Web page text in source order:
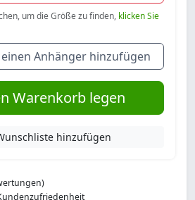
um die Größe zu finden, klicken Sie
Anhänger hinzufügen
Warenkorb legen
hinzufügen